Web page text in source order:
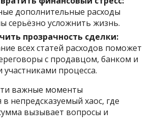
дополнительные расходы
серьёзно усложнить жизнь.
прозрачность сделки:
всех статей расходов поможет
с продавцом, банком и
участниками процесса.
важные моменты
непредсказуемый хаос, где
вызывает вопросы и